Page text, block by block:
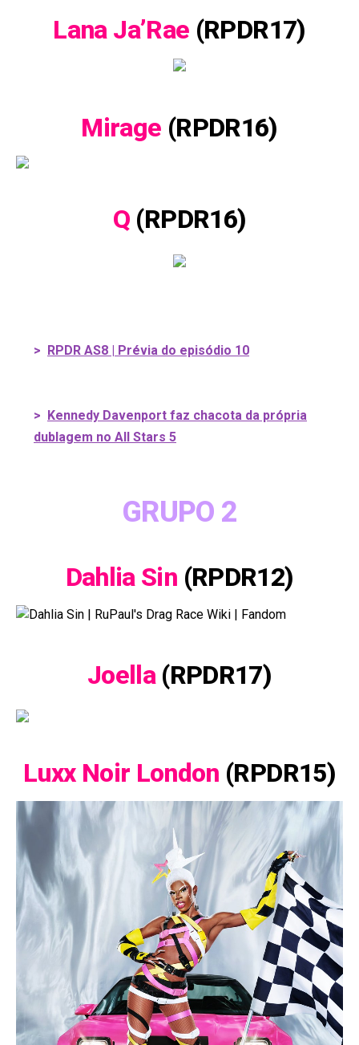
Lana Ja’Rae (RPDR17)
Mirage (RPDR16)
Q (RPDR16)
> RPDR AS8 | Prévia do episódio 10
> Kennedy Davenport faz chacota da própria
dublagem no All Stars 5
GRUPO 2
Dahlia Sin (RPDR12)
Joella (RPDR17)
Luxx Noir London (RPDR15)